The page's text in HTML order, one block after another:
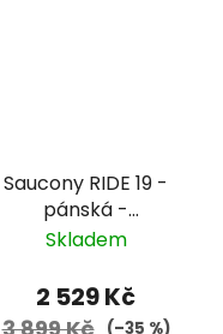
Saucony RIDE 19 -
pánská -
oranžová/bílá
Skladem
2 529 Kč
(–35 %)